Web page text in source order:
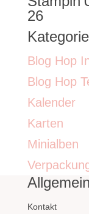
26
Blog Hop
Blog Hop
Kalender
Karten
Minialben
Kontakt